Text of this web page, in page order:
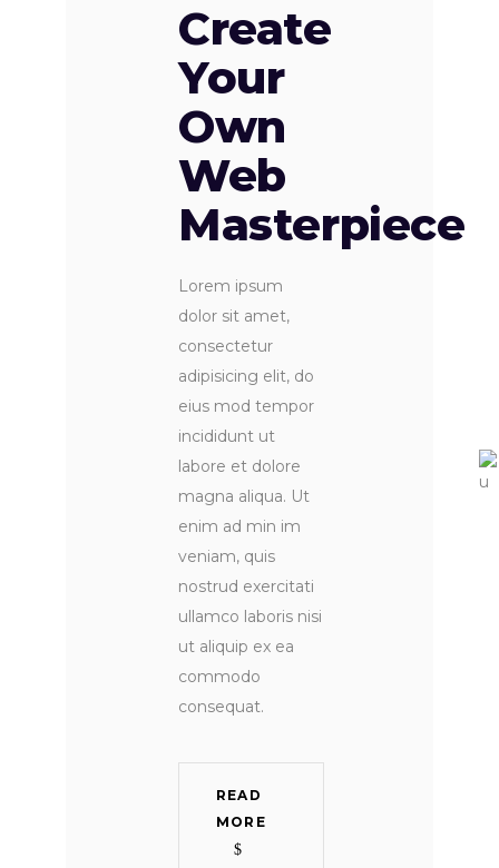
Create
Your
Own
Web
Masterpiece
Lorem ipsum
dolor sit amet,
consectetur
adipisicing elit, do
eius mod tempor
incididunt ut
labore et dolore
magna aliqua. Ut
enim ad min im
veniam, quis
nostrud exercitati
ullamco laboris nisi
ut aliquip ex ea
commodo
consequat.
READ
MORE